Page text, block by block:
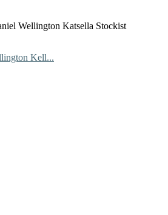
Wellington Katsella Stockist
Kell...